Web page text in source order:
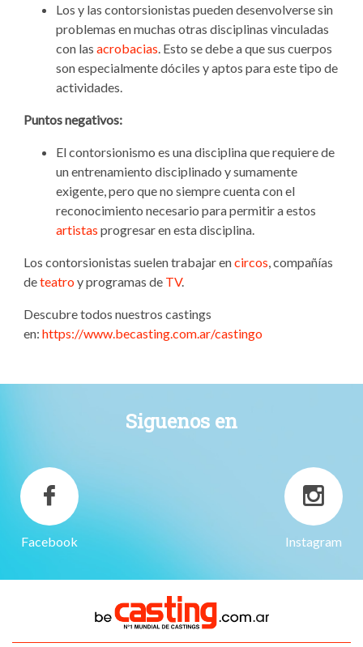
Los y las contorsionistas pueden desenvolverse sin
problemas en muchas otras disciplinas vinculadas
con las acrobacias . Esto se debe a que sus cuerpos
son especialmente dóciles y aptos para este tipo de
actividades.
Puntos negativos:
El contorsionismo es una disciplina que requiere de
un entrenamiento disciplinado y sumamente
exigente, pero que no siempre cuenta con el
reconocimiento necesario para permitir a estos
artistas progresar en esta disciplina.
Los contorsionistas suelen trabajar encircos , compañías
deteatroy programas de TV.
Descubre todos nuestros castings
en: https://www.becasting.com.ar/castingo
Siguenos en
Facebook Instagram